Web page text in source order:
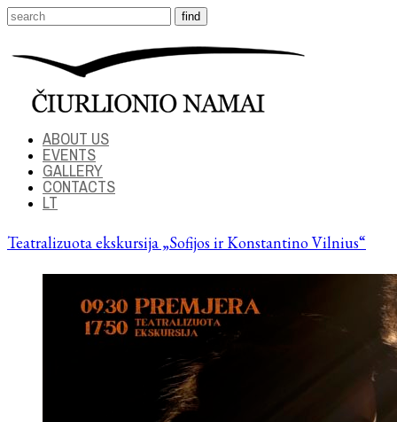
ABOUT US
EVENTS
GALLERY
CONTACTS
LT
Teatralizuota ekskursija „Sofijos ir Konstantino Vilnius“